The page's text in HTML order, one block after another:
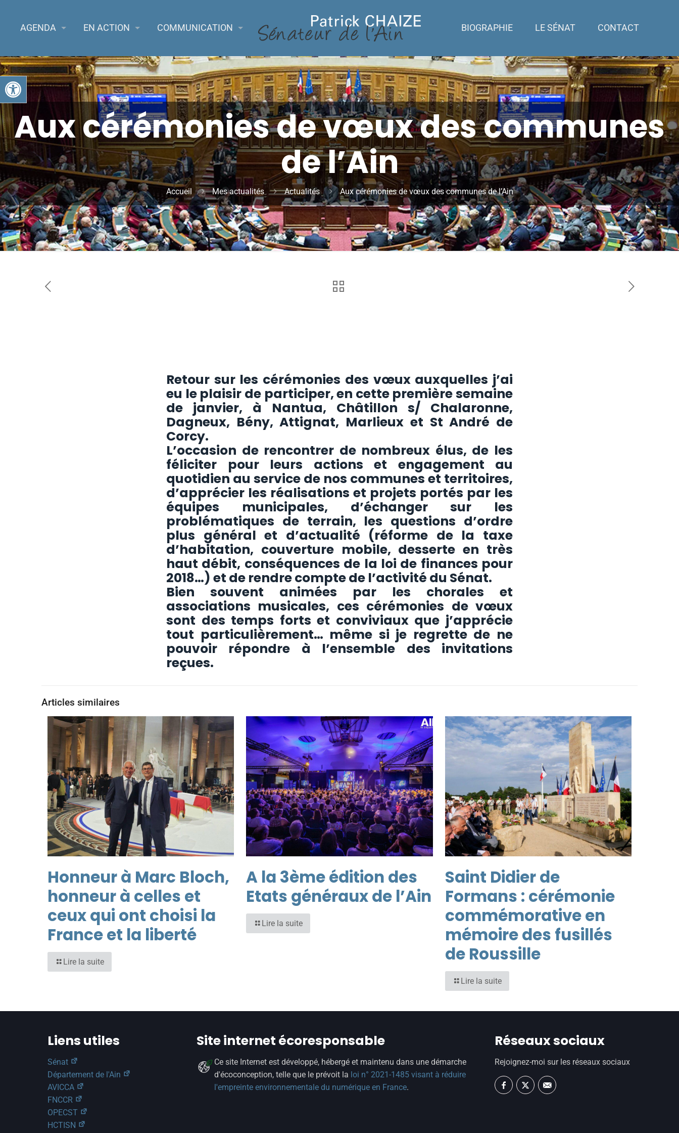
Ouvrir la barre d’outils
AGENDA EN ACTION COMMUNICATION BIOGRAPHIE LE SÉNAT CONTACT
Aux cérémonies de vœux des communes
de l’Ain
Accueil Mes actualités Actualités Aux cérémonies de vœux des communes de l’Ain
Retour sur les cérémonies des vœux auxquelles j’ai
eu le plaisir de participer, en cette première semaine
de janvier, à Nantua, Châtillon s/ Chalaronne,
Dagneux, Bény, Attignat, Marlieux et St André de
Corcy.
L’occasion de rencontrer de nombreux élus, de les
féliciter pour leurs actions et engagement au
quotidien au service de nos communes et territoires,
d’apprécier les réalisations et projets portés par les
équipes municipales, d’échanger sur les
problématiques de terrain, les questions d’ordre
plus général et d’actualité (réforme de la taxe
d’habitation, couverture mobile, desserte en très
haut débit, conséquences de la loi de finances pour
2018…) et de rendre compte de l’activité du Sénat.
Bien souvent animées par les chorales et
associations musicales, ces cérémonies de vœux
sont des temps forts et conviviaux que j’apprécie
tout particulièrement… même si je regrette de ne
pouvoir répondre à l’ensemble des invitations
reçues.
Articles similaires
Honneur à Marc Bloch,
honneur à celles et
ceux qui ont choisi la
France et la liberté
Lire la suite
A la 3ème édition des
Etats généraux de l’Ain
Lire la suite
Saint Didier de
Formans : cérémonie
commémorative en
mémoire des fusillés
de Roussille
Lire la suite
Liens utiles
Sénat
Département de l'Ain
AVICCA
FNCCR
OPECST
HCTISN
Site internet écoresponsable
Ce site Internet est développé, hébergé et maintenu dans une démarche
d'écoconception, telle que le prévoit la loi n° 2021-1485 visant à réduire
l'empreinte environnementale du numérique en France.
Réseaux sociaux
Rejoignez-moi sur les réseaux sociaux